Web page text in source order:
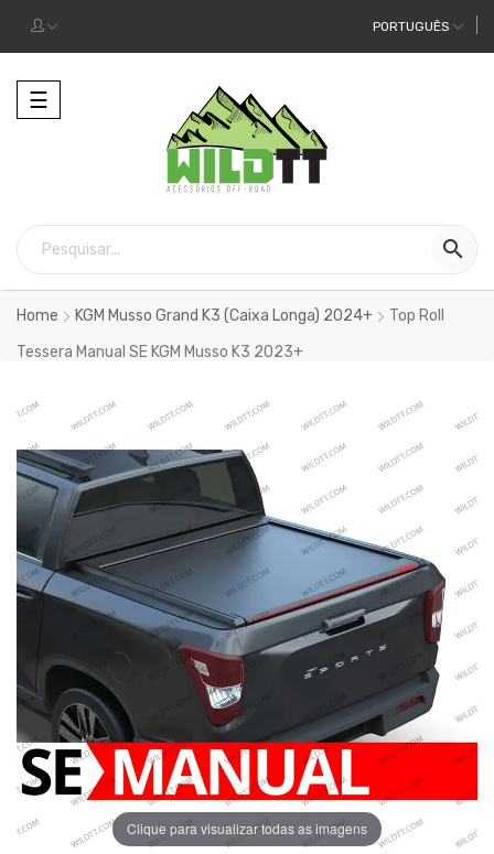
PORTUGUÊS
Alternar
a
☰

Home KGM Musso Grand K3 (Caixa Longa) 2024+
Top Roll
Tessera Manual SE KGM Musso K3 2023+
Clique para visualizar todas as imagens